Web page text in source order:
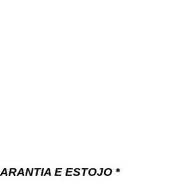
E ESTOJO *